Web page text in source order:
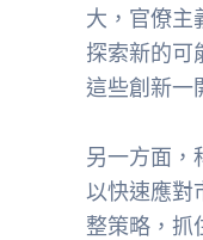
大，官僚主
探索新的可
這些創新一
另一方面，
以快速應對
整策略，抓